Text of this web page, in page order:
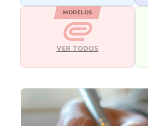
MODELOS
VER TODOS